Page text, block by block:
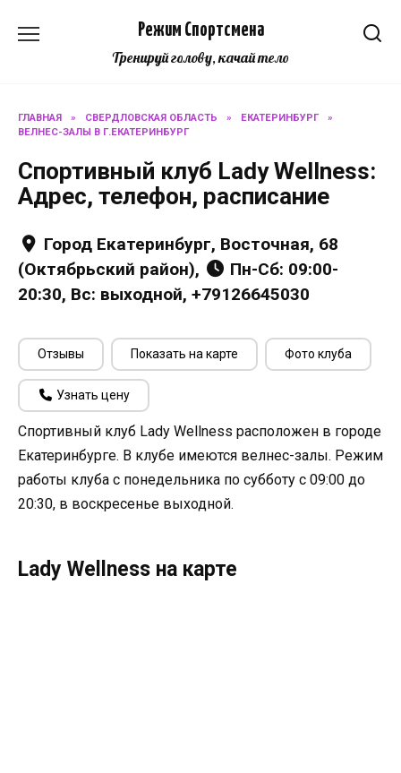
Режим Спортсмена
Тренируй голову, качай тело
ГЛАВНАЯ » СВЕРДЛОВСКАЯ ОБЛАСТЬ » ЕКАТЕРИНБУРГ
»
ВЕЛНЕС-ЗАЛЫ В Г.ЕКАТЕРИНБУРГ
Спортивный клуб Lady Wellness:
Адрес, телефон, расписание
Город Екатеринбург, Восточная, 68
(Октябрьский район),
Пн-Сб: 09:00-
20:30, Вс: выходной, +79126645030
Отзывы Показать на карте Фото клуба
Узнать цену
Спортивный клуб Lady Wellness расположен в городе
Екатеринбурге. В клубе имеются велнес-залы. Режим
работы клуба с понедельника по субботу с 09:00 до
20:30, в воскресенье выходной.
Lady Wellness на карте